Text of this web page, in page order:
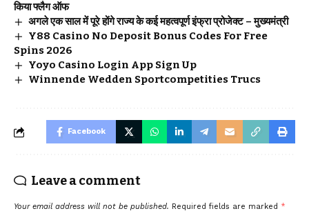
किया फ्लैग ऑफ
अगले एक साल में पूरे होंगे राज्य के कई महत्वपूर्ण इंफ्रा प्रोजेक्ट – मुख्यमंत्री
Y88 Casino No Deposit Bonus Codes For Free
Spins 2026
Yoyo Casino Login App Sign Up
Winnende Wedden Sportcompetities Trucs
Facebook
Leave a comment
Your email address will not be published. Required fields are marked *